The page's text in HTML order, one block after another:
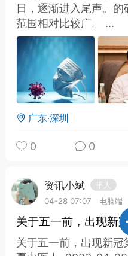
·特急预警】关
节返乡期间“闪
急提示
0
如何购
【养正
时精气
0
谷气行
下的脾
谦济
日，逐渐进入尾声。
范围相对比较广。 ...
广东·深圳
0 0
资讯小斌
平人
04-28 07:07
电脑端
关于五一前，出现新
关于五一前，出现新